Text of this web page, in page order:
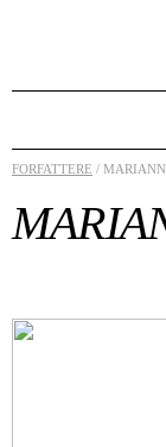
FORFATTERE /